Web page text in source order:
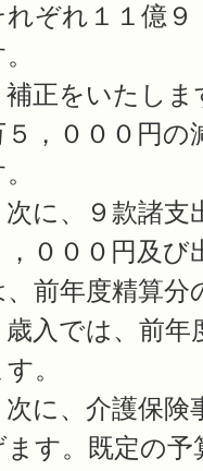
れぞれ１１億
正をいたしま
５，０００円の
に、９款諸支
，０００円及
、前年度精算
入では、前年
す。
に、介護保険
ます。既定の予